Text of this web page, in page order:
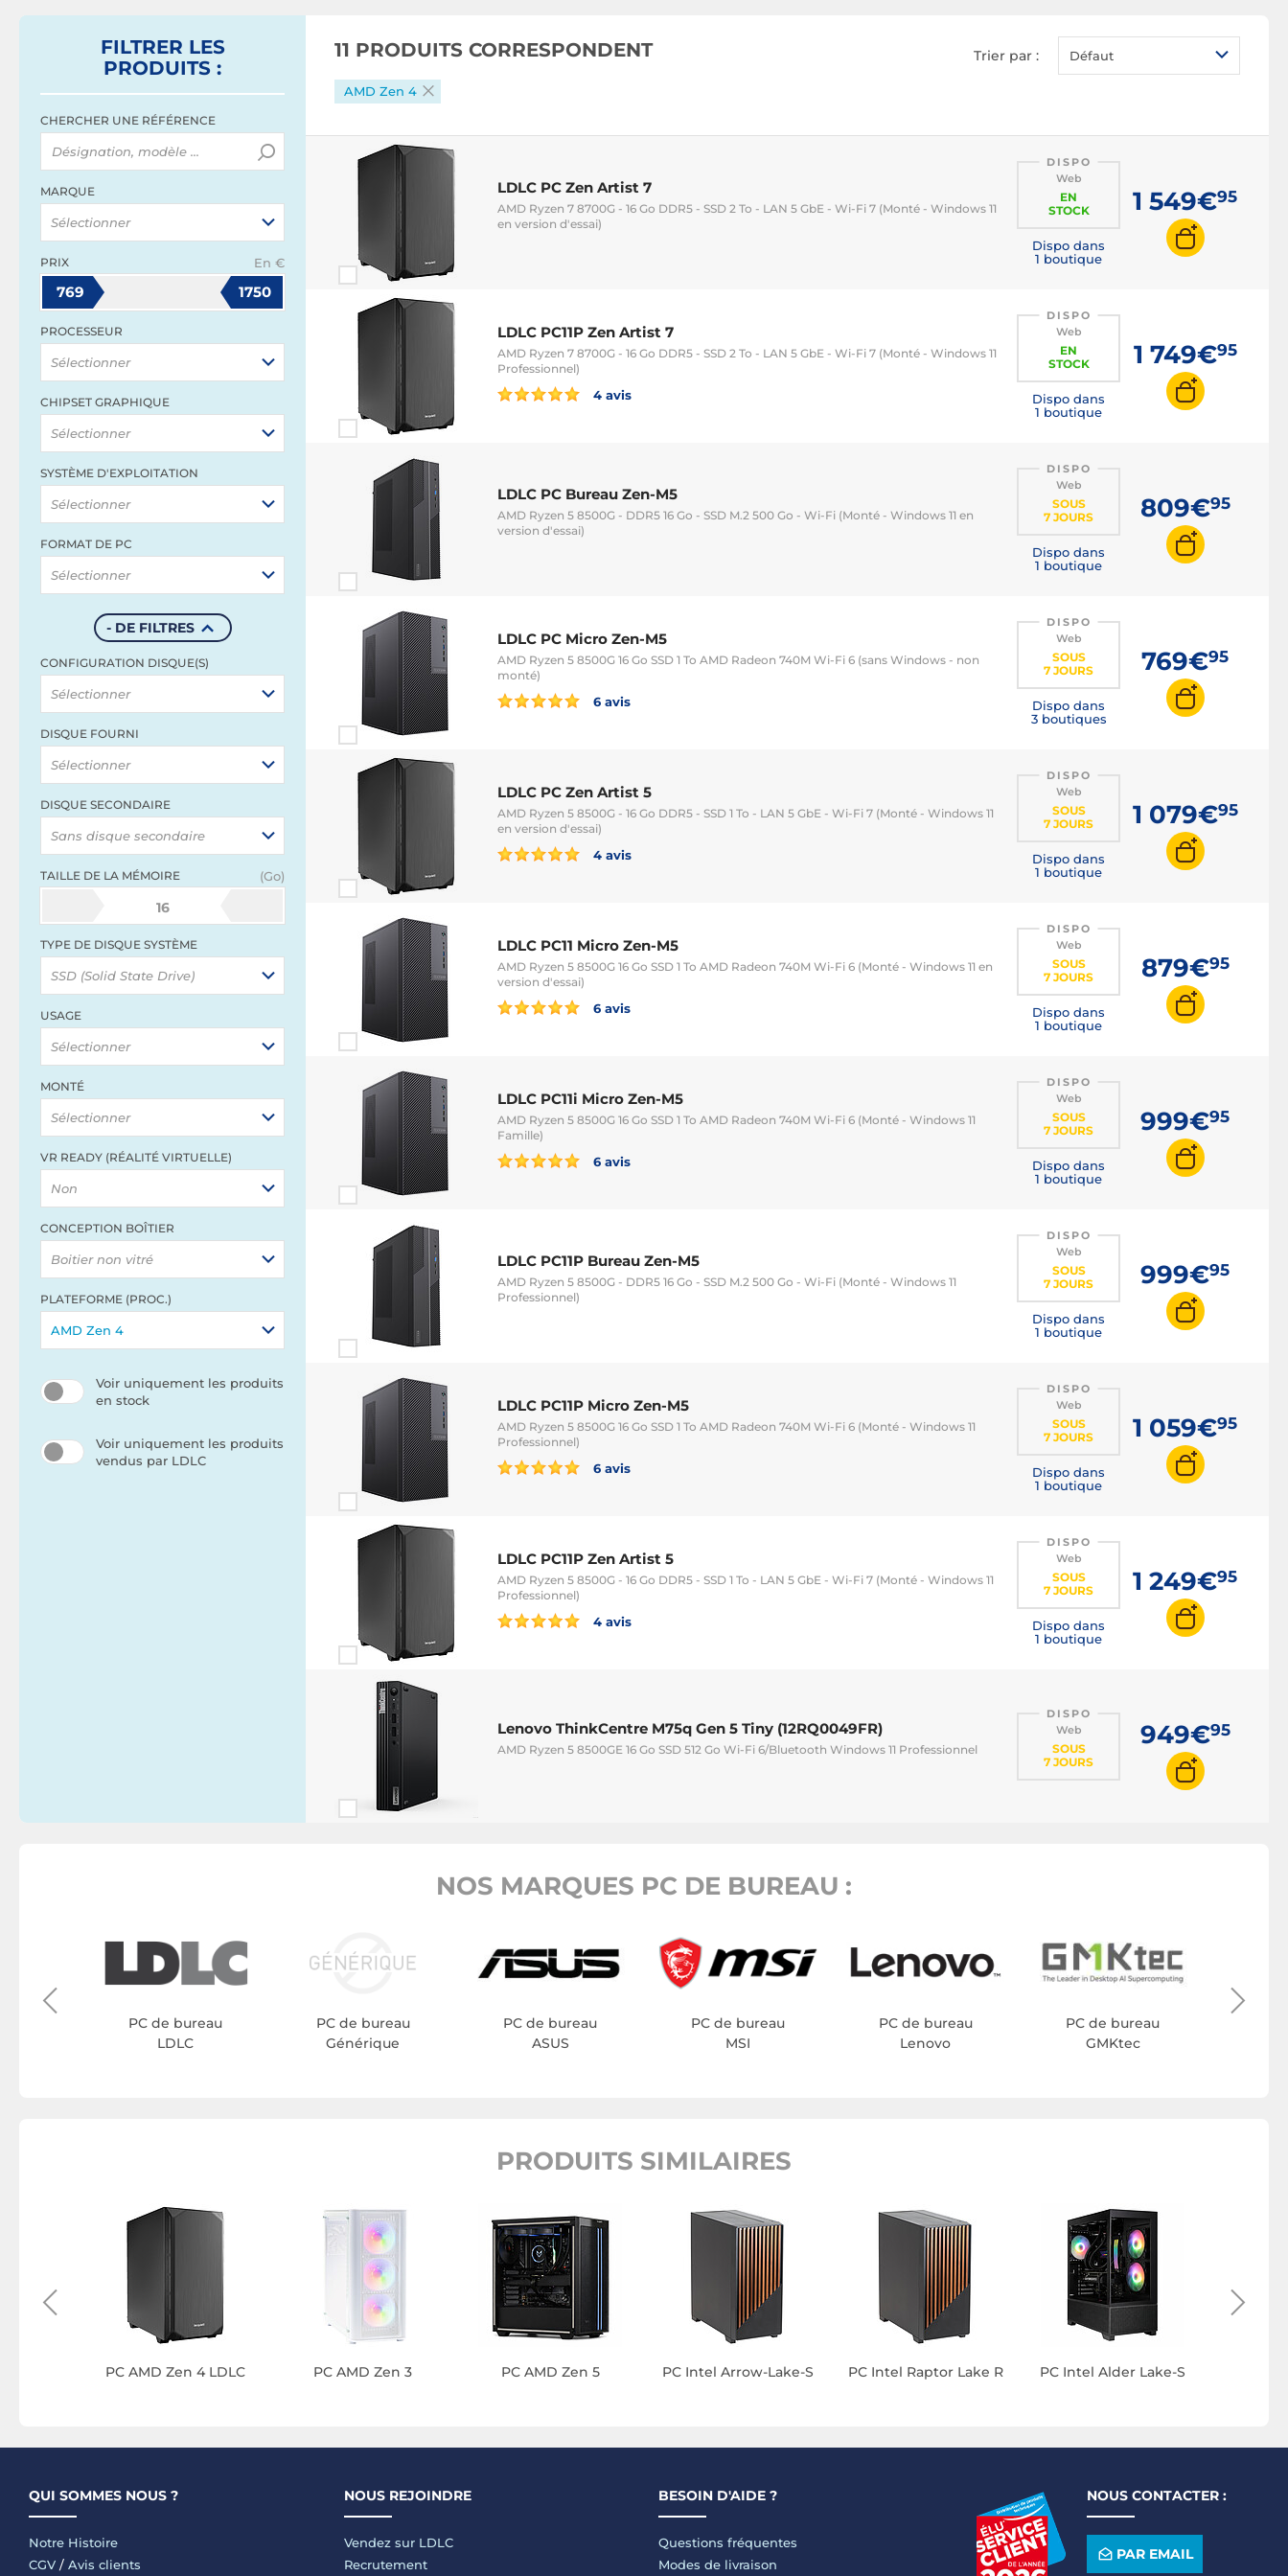
PC i5
FILTRER LES
PRODUITS :
CHERCHER UNE RÉFÉRENCE
MARQUE
Sélectionner
PRIX En €
769 1750
PROCESSEUR
Sélectionner
CHIPSET GRAPHIQUE
Sélectionner
SYSTÈME D'EXPLOITATION
Sélectionner
FORMAT DE PC
Sélectionner
- DE FILTRES
CONFIGURATION DISQUE(S)
Sélectionner
DISQUE FOURNI
Sélectionner
DISQUE SECONDAIRE
Sans disque secondaire
TAILLE DE LA MÉMOIRE (Go)
16
TYPE DE DISQUE SYSTÈME
SSD (Solid State Drive)
USAGE
Sélectionner
MONTÉ
Sélectionner
VR READY (RÉALITÉ VIRTUELLE)
Non
CONCEPTION BOÎTIER
Boitier non vitré
PLATEFORME (PROC.)
AMD Zen 4
Voir uniquement les produits
en stock
Voir uniquement les produits
vendus par LDLC
11 PRODUITS CORRESPONDENT Trier par : Défaut
AMD Zen 4
LDLC PC Zen Artist 7
AMD Ryzen 7 8700G - 16 Go DDR5 - SSD 2 To - LAN 5 GbE - Wi-Fi 7 (Monté - Windows 11
en version d'essai)
DISPO
Web
EN
STOCK
Dispo dans
1 boutique
1 549€95
LDLC PC11P Zen Artist 7
AMD Ryzen 7 8700G - 16 Go DDR5 - SSD 2 To - LAN 5 GbE - Wi-Fi 7 (Monté - Windows 11
Professionnel)
4 avis
DISPO
Web
EN
STOCK
Dispo dans
1 boutique
1 749€95
LDLC PC Bureau Zen-M5
AMD Ryzen 5 8500G - DDR5 16 Go - SSD M.2 500 Go - Wi-Fi (Monté - Windows 11 en
version d'essai)
DISPO
Web
SOUS
7 JOURS
Dispo dans
1 boutique
809€95
LDLC PC Micro Zen-M5
AMD Ryzen 5 8500G 16 Go SSD 1 To AMD Radeon 740M Wi-Fi 6 (sans Windows - non
monté)
6 avis
DISPO
Web
SOUS
7 JOURS
Dispo dans
3 boutiques
769€95
LDLC PC Zen Artist 5
AMD Ryzen 5 8500G - 16 Go DDR5 - SSD 1 To - LAN 5 GbE - Wi-Fi 7 (Monté - Windows 11
en version d'essai)
4 avis
DISPO
Web
SOUS
7 JOURS
Dispo dans
1 boutique
1 079€95
LDLC PC11 Micro Zen-M5
AMD Ryzen 5 8500G 16 Go SSD 1 To AMD Radeon 740M Wi-Fi 6 (Monté - Windows 11 en
version d'essai)
6 avis
DISPO
Web
SOUS
7 JOURS
Dispo dans
1 boutique
879€95
LDLC PC11i Micro Zen-M5
AMD Ryzen 5 8500G 16 Go SSD 1 To AMD Radeon 740M Wi-Fi 6 (Monté - Windows 11
Famille)
6 avis
DISPO
Web
SOUS
7 JOURS
Dispo dans
1 boutique
999€95
LDLC PC11P Bureau Zen-M5
AMD Ryzen 5 8500G - DDR5 16 Go - SSD M.2 500 Go - Wi-Fi (Monté - Windows 11
Professionnel)
DISPO
Web
SOUS
7 JOURS
Dispo dans
1 boutique
999€95
LDLC PC11P Micro Zen-M5
AMD Ryzen 5 8500G 16 Go SSD 1 To AMD Radeon 740M Wi-Fi 6 (Monté - Windows 11
Professionnel)
6 avis
DISPO
Web
SOUS
7 JOURS
Dispo dans
1 boutique
1 059€95
LDLC PC11P Zen Artist 5
AMD Ryzen 5 8500G - 16 Go DDR5 - SSD 1 To - LAN 5 GbE - Wi-Fi 7 (Monté - Windows 11
Professionnel)
4 avis
DISPO
Web
SOUS
7 JOURS
Dispo dans
1 boutique
1 249€95
Lenovo ThinkCentre M75q Gen 5 Tiny (12RQ0049FR)
AMD Ryzen 5 8500GE 16 Go SSD 512 Go Wi-Fi 6/Bluetooth Windows 11 Professionnel
DISPO
Web
SOUS
7 JOURS
949€95
NOS MARQUES PC DE BUREAU :
PC de bureau
LDLC
PC de bureau
Générique
PC de bureau
ASUS
PC de bureau
MSI
PC de bureau
Lenovo
PC de bureau
GMKtec
PRODUITS SIMILAIRES
PC AMD Zen 4 LDLC PC AMD Zen 3 PC AMD Zen 5 PC Intel Arrow-Lake-S PC Intel Raptor Lake R PC Intel Alder Lake-S
QUI SOMMES NOUS ?
Notre Histoire
CGV / Avis clients
NOUS REJOINDRE
Vendez sur LDLC
Recrutement
BESOIN D'AIDE ?
Questions fréquentes
Modes de livraison
NOUS CONTACTER :
PAR EMAIL